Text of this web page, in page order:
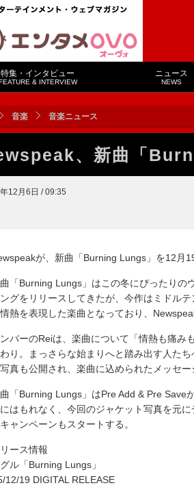
特集・インタビュー
& INTERVIEW
ニュース
NEWS
音楽 音楽ニュース
、新曲「
12月6日 / 09:35
が、新曲「Burning Lungs」を12月
「Burning Lungs」はこの冬にぴったりの
グをリリースしてきたが、今作はミドル
熱を表現した楽曲となっており、
バーのReiは、楽曲について「情熱も痛み
り。まっさらな始まりへと踏み出す人た
真も公開され、楽曲に込められたメッセー
「Burning Lungs」はPre Add & Pre Save
はもれなく、今回のジャケット写真を元
ャンペーンもスタートする。
ース情報
ル「Burning Lungs」
12/19 DIGITAL RELEASE